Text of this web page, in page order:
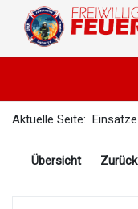
Aktuelle Seite: Einsätze
Übersicht Zurück